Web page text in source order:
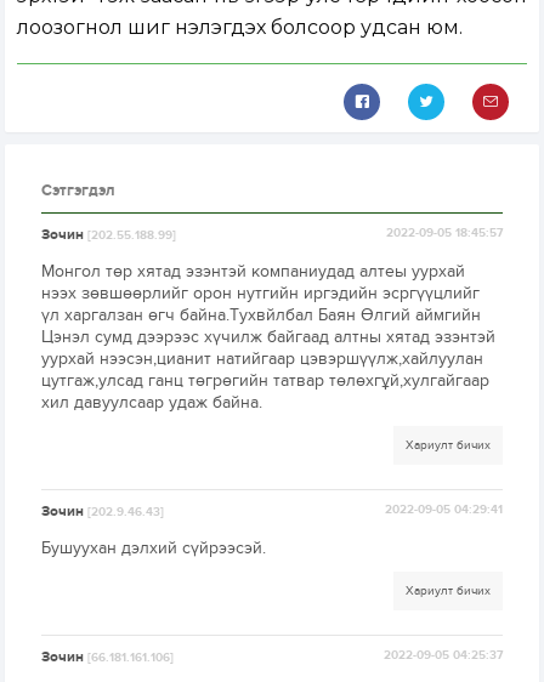
лоозогнол шиг үнэлэгдэх болсоор удсан юм.
Сэтгэгдэл
Зочин[202.55.188.99] 2022-09-05 18:45:57
Монгол төр хятад эзэнтэй компаниудад алтеы уурхай
нээх зөвшөөрлийг орон нутгийн иргэдийн эсргүүцлийг
үл харгалзан өгч байна.Тухвйлбал Баян Өлгий аймгийн
Цэнэл сумд дээрээс хүчилж байгаад алтны хятад эзэнтэй
уурхай нээсэн,цианит натийгаар цэвэршүүлж,хайлуулан
цутгаж,улсад ганц төгрөгийн татвар төлөхгұй,хулгайгаар
хил давуулсаар удаж байна.
Хариулт бичих
Зочин[202.9.46.43] 2022-09-05 04:29:41
Бушуухан дэлхий сүйрээсэй.
Хариулт бичих
Зочин[66.181.161.106] 2022-09-05 04:25:37